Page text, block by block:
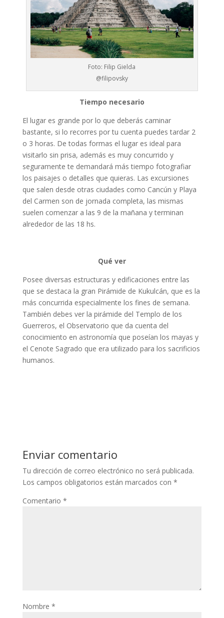
Foto: Filip Gielda
@filipovsky
Tiempo necesario
El lugar es grande por lo que deberás caminar
bastante, si lo recorres por tu cuenta puedes tardar 2
o 3 horas. De todas formas el lugar es ideal para
visitarlo sin prisa, además es muy concurrido y
seguramente te demandará más tiempo fotografiar
los paisajes o detalles que quieras. Las excursiones
que salen desde otras ciudades como Cancún y Playa
del Carmen son de jornada completa, las mismas
suelen comenzar a las 9 de la mañana y terminan
alrededor de las 18 hs.
Qué ver
Posee diversas estructuras y edificaciones entre las
que se destaca la gran Pirámide de Kukulcán, que es la
más concurrida especialmente los fines de semana.
También debes ver la pirámide del Templo de los
Guerreros, el Observatorio que da cuenta del
conocimiento en astronomía que poseían los mayas y
el Cenote Sagrado que era utilizado para los sacrificios
humanos.
Enviar comentario
Tu dirección de correo electrónico no será publicada.
Los campos obligatorios están marcados con *
Comentario *
Nombre *